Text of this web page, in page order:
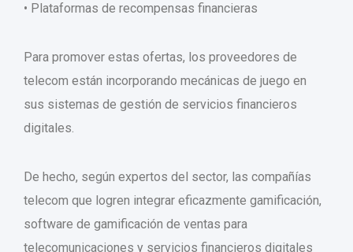
• Plataformas de recompensas financieras
Para promover estas ofertas, los proveedores de
telecom están incorporando mecánicas de juego en
sus sistemas de gestión de servicios financieros
digitales.
De hecho, según expertos del sector, las compañías
telecom que logren integrar eficazmente gamificación,
software de gamificación de ventas para
telecomunicaciones y servicios financieros digitales